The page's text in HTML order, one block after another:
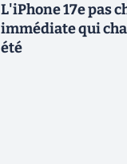
L'iPhone 17e pas
immédiate qui
été